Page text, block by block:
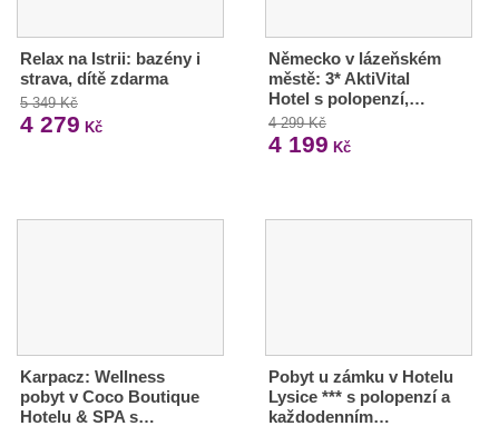
Relax na Istrii: bazény i
strava, dítě zdarma
5 349 Kč
4 279 Kč
Německo v lázeňském
městě: 3* AktiVital
Hotel s polopenzí,…
4 299 Kč
4 199 Kč
Karpacz: Wellness
pobyt v Coco Boutique
Hotelu & SPA s…
Pobyt u zámku v Hotelu
Lysice *** s polopenzí a
každodenním…